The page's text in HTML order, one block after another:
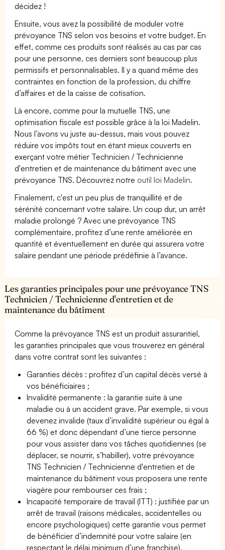
décidez !
Ensuite, vous avez la possibilité de moduler votre
prévoyance TNS selon vos besoins et votre budget. En
effet, comme ces produits sont réalisés au cas par cas
pour une personne, ces derniers sont beaucoup plus
permissifs et personnalisables. Il y a quand même des
contraintes en fonction de la profession, du chiffre
d’affaires et de la caisse de cotisation.
Là encore, comme pour la mutuelle TNS, une
optimisation fiscale est possible grâce à la loi Madelin.
Nous l’avons vu juste au-dessus, mais vous pouvez
réduire vos impôts tout en étant mieux couverts en
exerçant votre métier Technicien / Technicienne
d'entretien et de maintenance du bâtiment avec une
prévoyance TNS. Découvrez notre outil loi Madelin.
Finalement, c'est un peu plus de tranquillité et de
sérénité concernant votre salaire. Un coup dur, un arrêt
maladie prolongé ? Avec une prévoyance TNS
complémentaire, profitez d’une rente améliorée en
quantité et éventuellement en durée qui assurera votre
salaire pendant une période prédéfinie à l’avance.
Les garanties principales pour une prévoyance TNS
Technicien / Technicienne d'entretien et de
maintenance du bâtiment
Comme la prévoyance TNS est un produit assurantiel,
les garanties principales que vous trouverez en général
dans votre contrat sont les suivantes :
Garanties décès : profitez d’un capital décès versé à
vos bénéficiaires ;
Invalidité permanente : la garantie suite à une
maladie ou à un accident grave. Par exemple, si vous
devenez invalide (taux d’invalidité supérieur ou égal à
66 %) et donc dépendant d’une tierce personne
pour vous assister dans vos tâches quotidiennes (se
déplacer, se nourrir, s’habiller), votre prévoyance
TNS Technicien / Technicienne d'entretien et de
maintenance du bâtiment vous proposera une rente
viagère pour rembourser ces frais ;
Incapacité temporaire de travail (ITT) : justifiée par un
arrêt de travail (raisons médicales, accidentelles ou
encore psychologiques) cette garantie vous permet
de bénéficier d’indemnité pour votre salaire (en
respectant le délai minimum d’une franchise).